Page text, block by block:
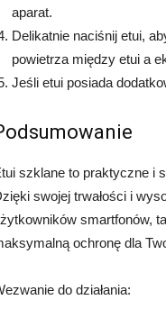
aparat.
Delikatnie naciśnij etui,
powietrza między etui a
Jeśli etui posiada
szklane to praktyczne i
swojej trwałości i
smartfonów,
ochronę dla
do działania: